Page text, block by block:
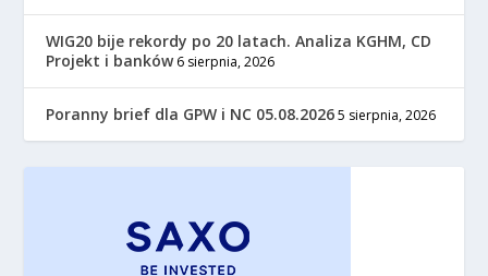
WIG20 bije rekordy po 20 latach. Analiza KGHM, CD
Projekt i banków 6 sierpnia, 2026
Poranny brief dla GPW i NC 05.08.2026 5 sierpnia, 2026